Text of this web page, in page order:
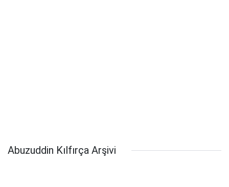
Abuzuddin Kılfırça Arşivi